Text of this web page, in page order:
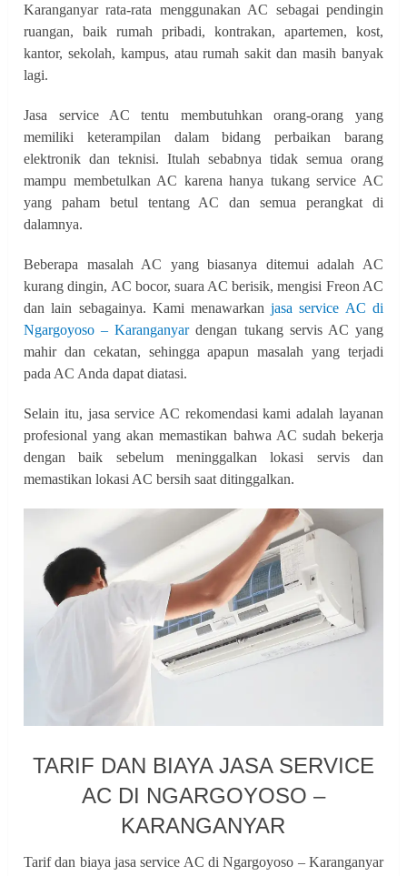
Karanganyar rata-rata menggunakan AC sebagai pendingin
ruangan, baik rumah pribadi, kontrakan, apartemen, kost,
kantor, sekolah, kampus, atau rumah sakit dan masih banyak
lagi.
Jasa service AC tentu membutuhkan orang-orang yang
memiliki keterampilan dalam bidang perbaikan barang
elektronik dan teknisi. Itulah sebabnya tidak semua orang
mampu membetulkan AC karena hanya tukang service AC
yang paham betul tentang AC dan semua perangkat di
dalamnya.
Beberapa masalah AC yang biasanya ditemui adalah AC
kurang dingin, AC bocor, suara AC berisik, mengisi Freon AC
dan lain sebagainya. Kami menawarkanjasa service AC di
Ngargoyoso – Karanganyardengan tukang servis AC yang
mahir dan cekatan, sehingga apapun masalah yang terjadi
pada AC Anda dapat diatasi.
Selain itu, jasa service AC rekomendasi kami adalah layanan
profesional yang akan memastikan bahwa AC sudah bekerja
dengan baik sebelum meninggalkan lokasi servis dan
memastikan lokasi AC bersih saat ditinggalkan.
TARIF DAN BIAYA JASA SERVICE
AC DI NGARGOYOSO –
KARANGANYAR
Tarif dan biaya jasa service AC di Ngargoyoso – Karanganyar